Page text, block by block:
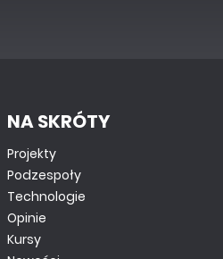
NA SKRÓTY
Projekty
Podzespoły
Technologie
Opinie
Kursy